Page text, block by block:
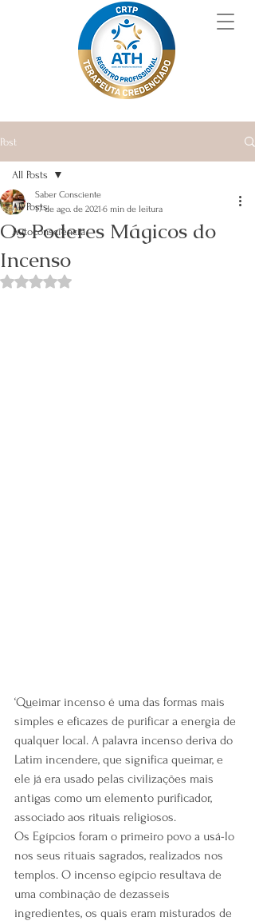
Post
All Posts
Autoconsciência
All Posts
Os Poderes Mágicos do
Incenso
Saber Consciente
17 de ago. de 2021 6 min de leitura
Avaliado com NaN de 5 estrelas.
‘Queimar incenso é uma das formas mais
simples e eficazes de purificar a energia de
qualquer local. A palavra incenso deriva do
Latim incendere, que significa queimar, e
ele já era usado pelas civilizações mais
antigas como um elemento purificador,
associado aos rituais religiosos.
Os Egípcios foram o primeiro povo a usá-lo
nos seus rituais sagrados, realizados nos
templos. O incenso egípcio resultava de
uma combinação de dezasseis
ingredientes, os quais eram misturados de